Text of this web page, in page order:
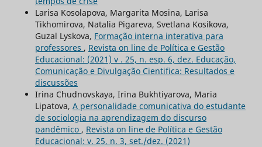
Larisa Kosolapova, Margarita Mosina, Larisa
Tikhomirova, Natalia Pigareva, Svetlana Kosikova,
Guzal Lyskova, Formação interna interativa para
professores , Revista on line de Política e Gestão
Educacional: (2021) v . 25, n. esp. 6, dez. Educação,
Comunicação e Divulgação Cientifica: Resultados e
discussões
Irina Chudnovskaya, Irina Bukhtiyarova, Maria
Lipatova, A personalidade comunicativa do estudante
de sociologia na aprendizagem do discurso
pandêmico , Revista on line de Política e Gestão
Educacional: v. 25, n. 3, set./dez. (2021)